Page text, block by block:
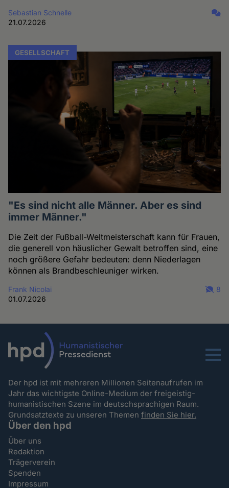
Sebastian Schnelle
21.07.2026
GESELLSCHAFT
"Es sind nicht alle Männer. Aber es sind
immer Männer."
Die Zeit der Fußball-Weltmeisterschaft kann für Frauen,
die generell von häuslicher Gewalt betroffen sind, eine
noch größere Gefahr bedeuten: denn Niederlagen
können als Brandbeschleuniger wirken.
Frank Nicolai
01.07.2026
8
Menu
Der hpd ist mit mehreren Millionen Seitenaufrufen im
Jahr das wichtigste Online-Medium der freigeistig-
humanistischen Szene im deutschsprachigen Raum.
Grundsatztexte zu unseren Themenfinden Sie hier.
Über den hpd
Über uns
Redaktion
Trägerverein
Spenden
Impressum